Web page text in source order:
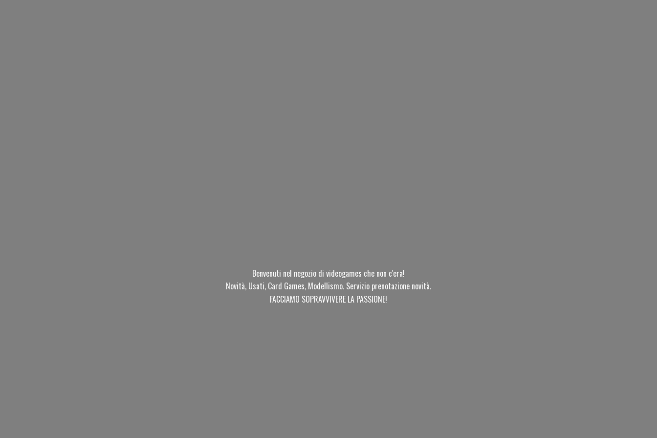
Benvenuti nel negozio di videogames che non c'era!
Novità, Usati, Card Games, Modellismo. Servizio prenotazione novità.
FACCIAMO SOPRAVVIVERE LA PASSIONE!